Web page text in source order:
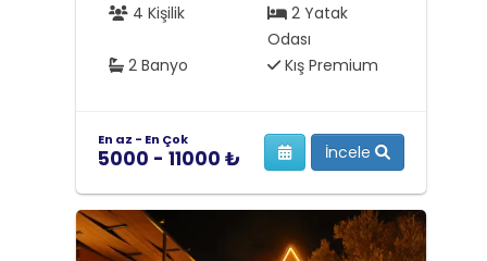
4 Kişilik
2 Yatak
Odası
2 Banyo
Kış Premium
En az - En Çok
5000 - 11000 ₺ İncele